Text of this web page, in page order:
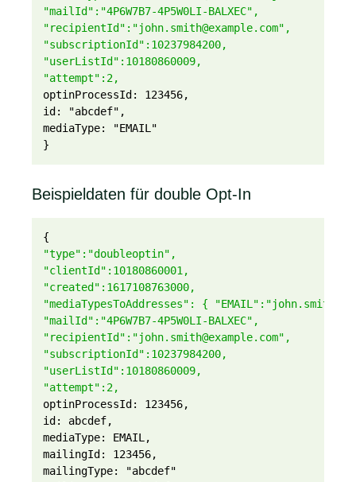
"mailId":"4P6W7B7-4P5W0LI-BALXEC",
"recipientId":"john.smith@example.com",
"subscriptionId":10237984200,
"userListId":10180860009,
"attempt":2,
optinProcessId: 123456,
id: "abcdef",
mediaType: "EMAIL"
}
Beispieldaten für double Opt-In
{
"type":"doubleoptin",
"clientId":10180860001,
"created":1617108763000,
"mediaTypesToAddresses": {
"mailId":"4P6W7B7-4P5W0LI-BALXEC",
"recipientId":"john.smith@example.com",
"subscriptionId":10237984200,
"userListId":10180860009,
"attempt":2,
optinProcessId: 123456,
id: abcdef,
mediaType: EMAIL,
mailingId: 123456,
mailingType: "abcdef"